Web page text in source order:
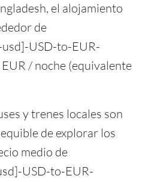
el alojamiento
de
USD-to-EUR-
/ noche (equivalente
y trenes locales son
de explorar los
medio de
USD-to-EUR-